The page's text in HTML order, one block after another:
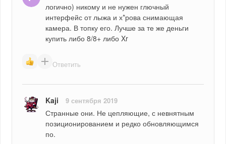
логично) никому и не нужен глючный
интерфейс от лыжа и х*рова снимающая
камера. В топку его. Лучше за те же деньги
купить либо 8/8+ либо Xr
Ответить
Kaji 9 сентября 2019
Странные они. Не цепляющие, с невнятным
позиционированием и редко обновляющимся
по.